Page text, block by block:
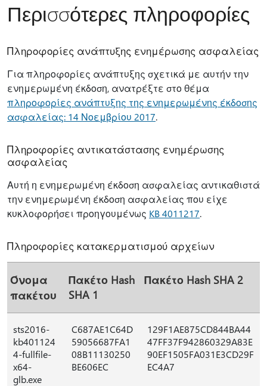
Περισσότερες πληροφορίες
Πληροφορίες ανάπτυξης ενημέρωσης ασφαλείας
Για πληροφορίες ανάπτυξης σχετικά με αυτήν την
ενημερωμένη έκδοση, ανατρέξτε στο θέμα
πληροφορίες ανάπτυξης της ενημερωμένης έκδοσης
ασφαλείας: 14 Νοεμβρίου 2017.
Πληροφορίες αντικατάστασης ενημέρωσης
ασφαλείας
Αυτή η ενημερωμένη έκδοση ασφαλείας αντικαθιστά
την ενημερωμένη έκδοση ασφαλείας που είχε
κυκλοφορήσει προηγουμένως KB 4011217.
Πληροφορίες κατακερματισμού αρχείων
Όνομα
πακέτου
Πακέτο Hash
SHA 1
Πακέτο Hash SHA 2
sts2016-
kb401124
4-fullfile-
x64-
glb.exe
C687AE1C64D
59056687FA1
08B11130250
BE606EC
129F1AE875CD844BA44
47FF37F942860329A83E
90EF1505FA031E3CD29F
EC4A7